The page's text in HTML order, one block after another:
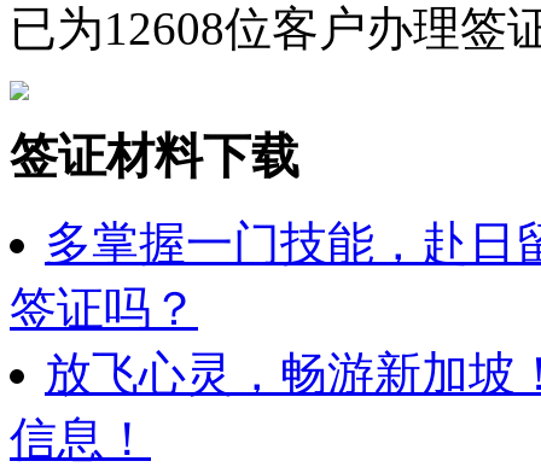
已为12608位客户办理签
签证材料下载
多掌握一门技能，赴日
签证吗？
放飞心灵，畅游新加坡
信息！